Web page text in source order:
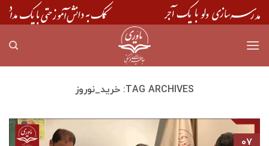
Skip
to
TAG ARCHIVES: خرید_نوروز
۰۷